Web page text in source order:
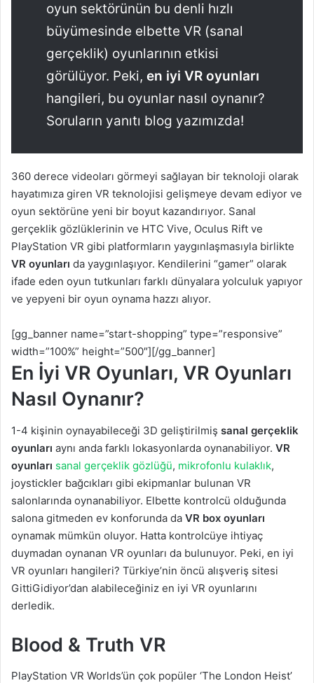
oyun sektörünün bu denli hızlı
büyümesinde elbette VR (sanal
gerçeklik) oyunlarının etkisi
görülüyor. Peki, en iyi VR oyunları
hangileri, bu oyunlar nasıl oynanır?
Soruların yanıtı blog yazımızda!
360 derece videoları görmeyi sağlayan bir teknoloji olarak
hayatımıza giren VR teknolojisi gelişmeye devam ediyor ve
oyun sektörüne yeni bir boyut kazandırıyor. Sanal
gerçeklik gözlüklerinin ve HTC Vive, Oculus Rift ve
PlayStation VR gibi platformların yaygınlaşmasıyla birlikte
VR oyunları da yaygınlaşıyor. Kendilerini “gamer” olarak
ifade eden oyun tutkunları farklı dünyalara yolculuk yapıyor
ve yepyeni bir oyun oynama hazzı alıyor.
[gg_banner name=”start-shopping” type=”responsive”
width=”100%” height=”500″][/gg_banner]
En İyi VR Oyunları, VR Oyunları
Nasıl Oynanır?
1-4 kişinin oynayabileceği 3D geliştirilmiş sanal gerçeklik
oyunları aynı anda farklı lokasyonlarda oynanabiliyor. VR
oyunları sanal gerçeklik gözlüğü, mikrofonlu kulaklık,
joystickler bağcıkları gibi ekipmanlar bulunan VR
salonlarında oynanabiliyor. Elbette kontrolcü olduğunda
salona gitmeden ev konforunda da VR box oyunları
oynamak mümkün oluyor. Hatta kontrolcüye ihtiyaç
duymadan oynanan VR oyunları da bulunuyor. Peki, en iyi
VR oyunları hangileri? Türkiye’nin öncü alışveriş sitesi
GittiGidiyor’dan alabileceğiniz en iyi VR oyunlarını
derledik.
Blood & Truth VR
PlayStation VR Worlds’ün çok popüler ‘The London Heist’